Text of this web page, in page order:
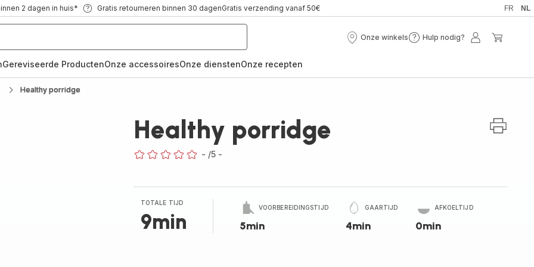
2 dagen in huis* Gratis retourneren binnen 30 dagenGratis verzending vanaf 50€ FR NL
Onze winkels
Onze
Hulp nodig?
Hulp
Mijn
Gereviseerde ProductenOnze accessoiresOnze dienstenOnze recepten
Healthy porridge
Healthy porridge
- /5 -
TOTALE TIJD
9min
VOORBEREIDINGSTIJD
5min
GAARTIJD
4min
AFKOELTIJD
0min